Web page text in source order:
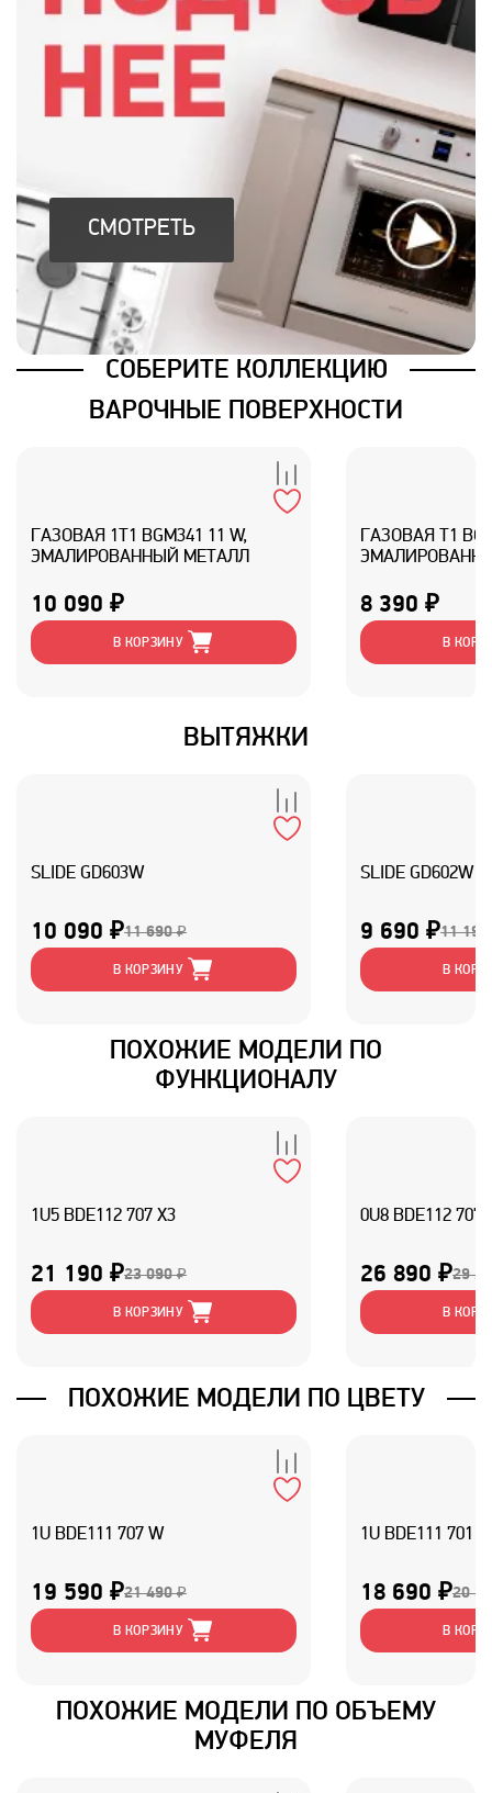
СМОТРЕТЬ
СОБЕРИТЕ КОЛЛЕКЦИЮ
ВАРОЧНЫЕ ПОВЕРХНОСТИ
ГАЗОВАЯ 1T1 BGM341 11 W,
ЭМАЛИРОВАННЫЙ МЕТАЛЛ
10 090 ₽
В КОРЗИНУ
ГАЗОВАЯ T1
8 390 ₽
В
ВЫТЯЖКИ
SLIDE GD603W
10 090 ₽11 690 ₽
В КОРЗИНУ
SLIDE GD602W
9 690 ₽11
В
ПОХОЖИЕ МОДЕЛИ ПО
ФУНКЦИОНАЛУ
1U5 BDE112 707 X3
21 190 ₽23 090 ₽
В КОРЗИНУ
0U8 BDE112 707
26 890 ₽29
В
ПОХОЖИЕ МОДЕЛИ ПО ЦВЕТУ
1U BDE111 707 W
19 590 ₽21 490 ₽
В КОРЗИНУ
1U BDE111 701 W
18 690 ₽20
В
ПОХОЖИЕ МОДЕЛИ ПО ОБЪЕМУ
МУФЕЛЯ